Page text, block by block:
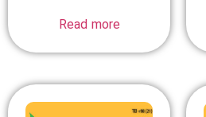
Read more